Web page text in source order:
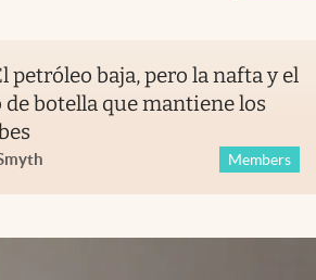
petróleo baja, pero la nafta y el
de botella que mantiene los
Members